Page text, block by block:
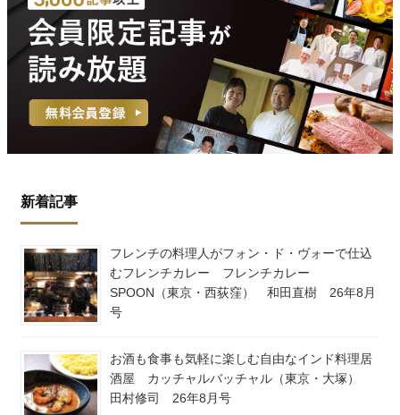
新着記事
フレンチの料理人がフォン・ド・ヴォーで仕込
むフレンチカレー フレンチカレー
SPOON（東京・西荻窪） 和田直樹 26年8月
号
お酒も食事も気軽に楽しむ自由なインド料理居
酒屋 カッチャルバッチャル（東京・大塚）
田村修司 26年8月号